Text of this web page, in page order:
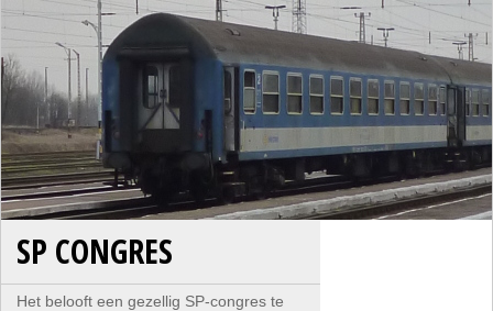
SP CONGRES
Het belooft een gezellig SP-congres te